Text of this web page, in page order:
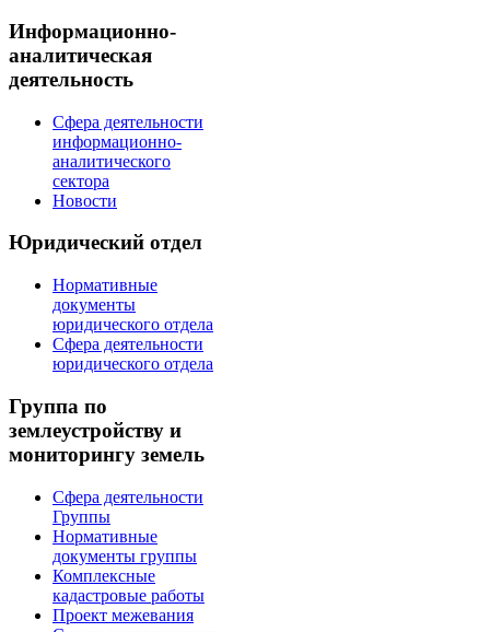
Информационно-
аналитическая
деятельность
Сфера деятельности
информационно-
аналитического
сектора
Новости
Юридический отдел
Нормативные
документы
юридического отдела
Сфера деятельности
юридического отдела
Группа по
землеустройству и
мониторингу земель
Сфера деятельности
Группы
Нормативные
документы группы
Комплексные
кадастровые работы
Проект межевания